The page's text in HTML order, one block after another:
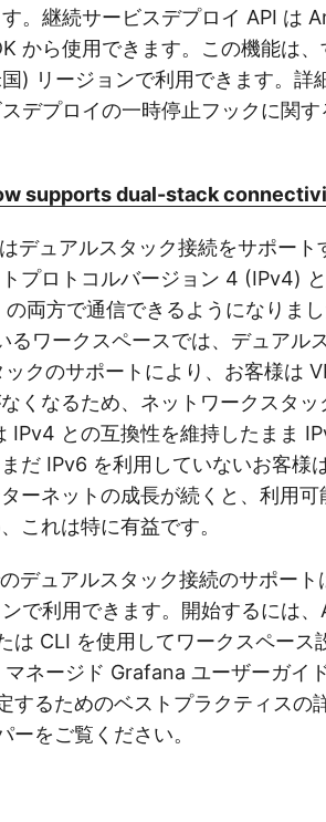
。継続サービスデプロイ API は
から使用できます。この機能は、
) リージョンで利用できます。詳
デプロイの一時停止フックに関
supports dual-stack
デュアルスタック接続をサポート
プロトコルバージョン 4 (IPv4)
両方で通信できるようになりま
るワークスペースでは、デュアル
クのサポートにより、お客様は
くなるため、ネットワークスタッ
IPv4 との互換性を維持したまま
だ IPv6 を利用していないお客様
ーネットの成長が続くと、利用
これは特に有益です。
デュアルスタック接続のサポート
で利用できます。開始するには
は CLI を使用してワークスペース
ネージド Grafana ユーザーガイ
するためのベストプラクティスの
をご覧ください。